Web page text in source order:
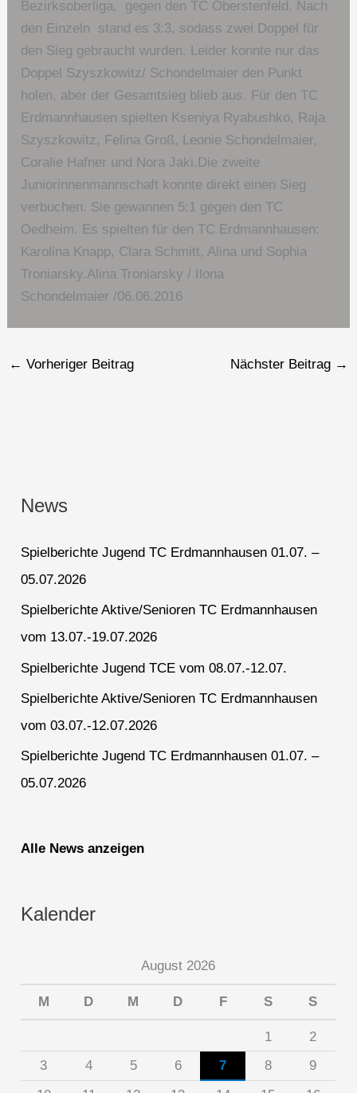
Bezirksoberliga, gegen den TC Oberstenfeld. Nach
den Einzeln stand es 3:3, sodass zwei Doppel für
den Sieg gebraucht wurden. Leider konnte nur das
Doppel Szyszkowitz/ Schondelmaier den Punkt
holen, aber der Gesamtsieg blieb aus. Für den TC
Erdmannhausen spielten Kseniya Ryabushko, Raja
Szyszkowitz, Felina Groß, Leonie Schondelmaier,
Coralie Hafner und Nora Jaki.Die zweite
Juniorinnenmannschaft konnte direkt einen Sieg
verbuchen. Sie gewannen 5:1 gegen den TC
Oedheim. Es spielten für den TC Erdmannhausen:
Karolina Knapp, Clara Schmitt, Alina und Sophia
Troniarsky.Alina Troniarsky / Ilona
Schondelmaier /06.06.2016
← Vorheriger Beitrag Nächster Beitrag →
News
Spielberichte Jugend TC Erdmannhausen 01.07. –
05.07.2026
Spielberichte Aktive/Senioren TC Erdmannhausen
vom 13.07.-19.07.2026
Spielberichte Jugend TCE vom 08.07.-12.07.
Spielberichte Aktive/Senioren TC Erdmannhausen
vom 03.07.-12.07.2026
Spielberichte Jugend TC Erdmannhausen 01.07. –
05.07.2026
Alle News anzeigen
Kalender
August 2026
M D M D F S S
1
2
3
4 5 6 7 8
9